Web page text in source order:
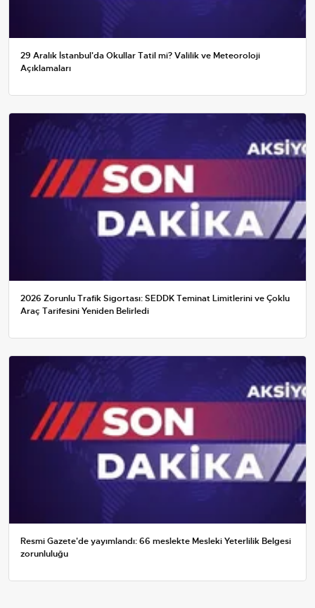
29 Aralık İstanbul'da Okullar Tatil mi? Valilik ve Meteoroloji
Açıklamaları
2026 Zorunlu Trafik Sigortası: SEDDK Teminat Limitlerini ve Çoklu
Araç Tarifesini Yeniden Belirledi
Resmi Gazete'de yayımlandı: 66 meslekte Mesleki Yeterlilik Belgesi
zorunluluğu